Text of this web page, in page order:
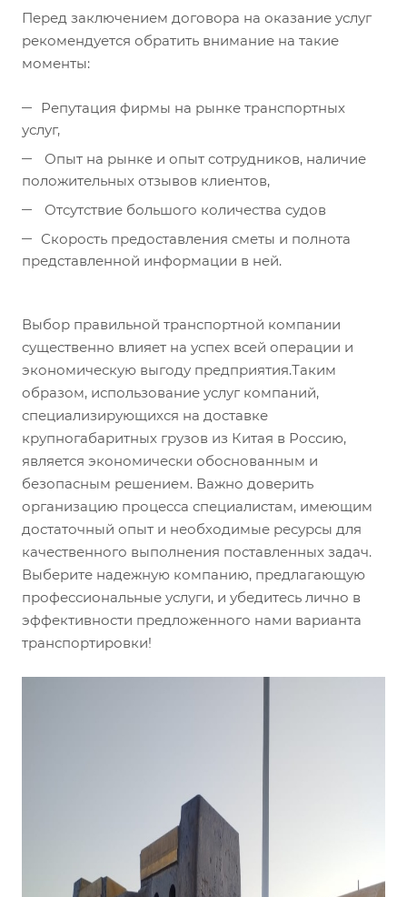
Перед заключением договора на оказание услуг
рекомендуется обратить внимание на такие
моменты:
Репутация фирмы на рынке транспортных
услуг,
Опыт на рынке и опыт сотрудников, наличие
положительных отзывов клиентов,
Отсутствие большого количества судов
Скорость предоставления сметы и полнота
представленной информации в ней.
Выбор правильной транспортной компании
существенно влияет на успех всей операции и
экономическую выгоду предприятия.Таким
образом, использование услуг компаний,
специализирующихся на доставке
крупногабаритных грузов из Китая в Россию,
является экономически обоснованным и
безопасным решением. Важно доверить
организацию процесса специалистам, имеющим
достаточный опыт и необходимые ресурсы для
качественного выполнения поставленных задач.
Выберите надежную компанию, предлагающую
профессиональные услуги, и убедитесь лично в
эффективности предложенного нами варианта
транспортировки!